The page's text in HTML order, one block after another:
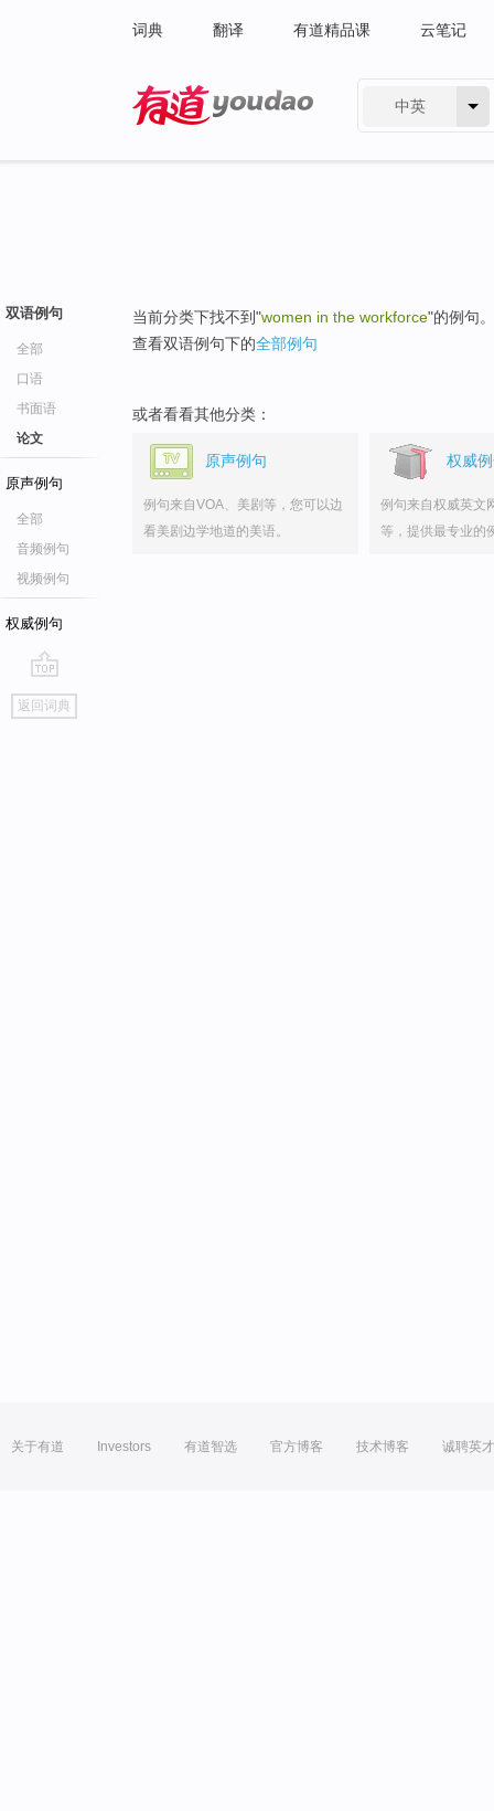
词典 翻译 有道精品课 云笔记
中英
双语例句
全部
口语
书面语
论文
原声例句
全部
音频例句
视频例句
权威例句
go
top
返回词典
当前分类下找不到"women in the workforce"的例句。
查看双语例句下的全部例句
或者看看其他分类：
原声例句
例句来自VOA、美剧等，您可以边
看美剧边学地道的美语。
权威
例句来自权威英文
等，提供最专业的
关于有道 Investors 有道智选 官方博客 技术博客 诚聘英才